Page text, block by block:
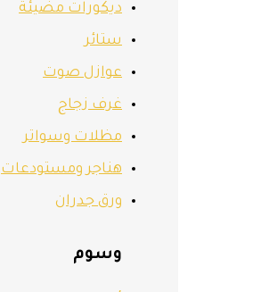
ديكورات مضيئة
ستائر
عوازل صوت
غرف زجاج
مظلات وسواتر
هناجر ومستودعات
ورق جدران
وسوم